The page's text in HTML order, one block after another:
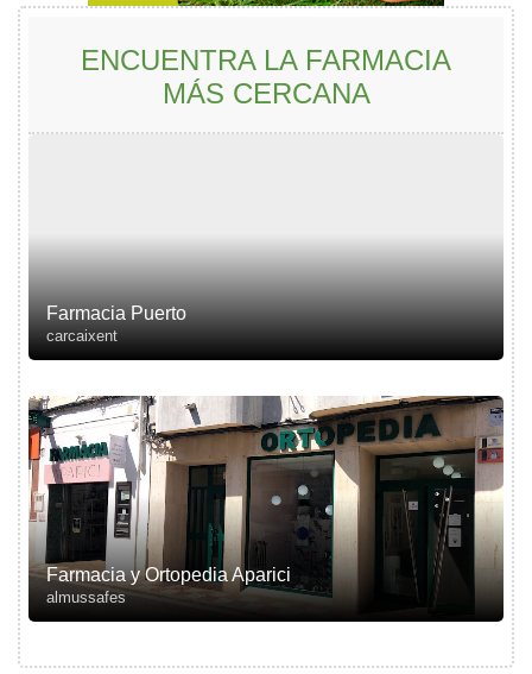
ENCUENTRA LA FARMACIA
MÁS CERCANA
Farmacia Puerto
carcaixent
Farmacia y Ortopedia Aparici
almussafes